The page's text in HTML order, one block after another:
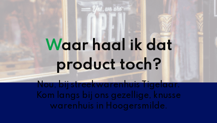
Waar haal ik dat
product toch?
Nou, bij streekwarenhuis Tigelaar.
Kom langs bij ons gezellige, knusse
warenhuis in Hoogersmilde.